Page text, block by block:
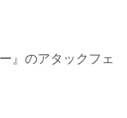
』のアタックフェ